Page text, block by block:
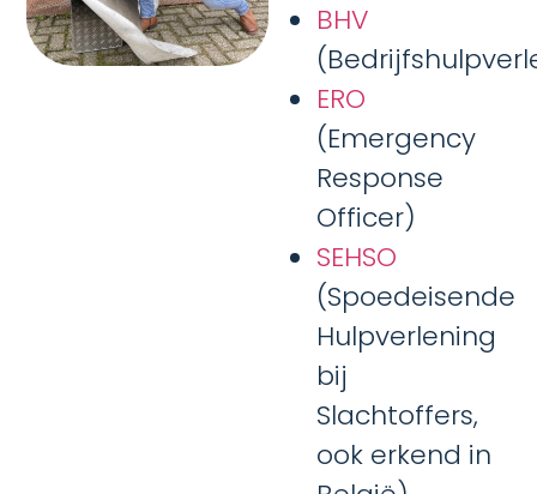
BHV
ERO
(Emergency
Response
Officer)
SEHSO
(Spoedeisende
Hulpverlening
bij
Slachtoffers,
ook erkend in